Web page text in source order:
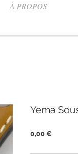
À PROPOS
Yema
0,00 €Prix